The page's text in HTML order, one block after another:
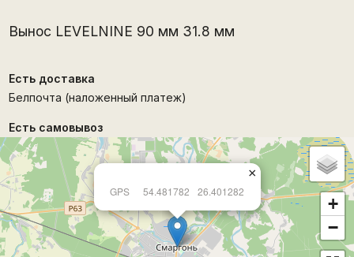
Вынос LEVELNINE 90 мм 31.8 мм
Есть доставка
Белпочта (наложенный платеж)
Есть самовывоз
GPS 54.481782 26.401282
×
+
−